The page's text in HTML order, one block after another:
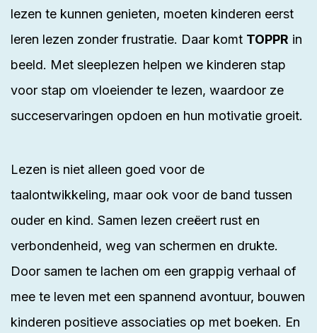
lezen te kunnen genieten, moeten kinderen eerst
leren lezen zonder frustratie. Daar komt TOPPR in
beeld. Met sleeplezen helpen we kinderen stap
voor stap om vloeiender te lezen, waardoor ze
succeservaringen opdoen en hun motivatie groeit.
Lezen is niet alleen goed voor de
taalontwikkeling, maar ook voor de band tussen
ouder en kind. Samen lezen creëert rust en
verbondenheid, weg van schermen en drukte.
Door samen te lachen om een grappig verhaal of
mee te leven met een spannend avontuur, bouwen
kinderen positieve associaties op met boeken. En